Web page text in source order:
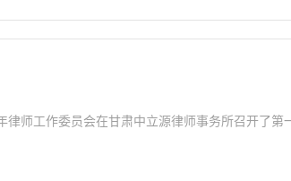
师工作委员会在甘肃中立源律师事务所召开了